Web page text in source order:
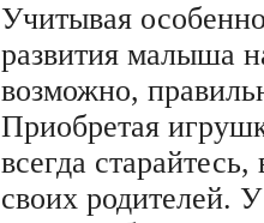
Учитывая
развития малыша
возможно,
Приобретая
всегда
своих родителей.